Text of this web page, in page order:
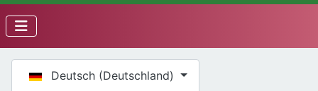
Sprache auswählen
Deutsch (Deutschland)